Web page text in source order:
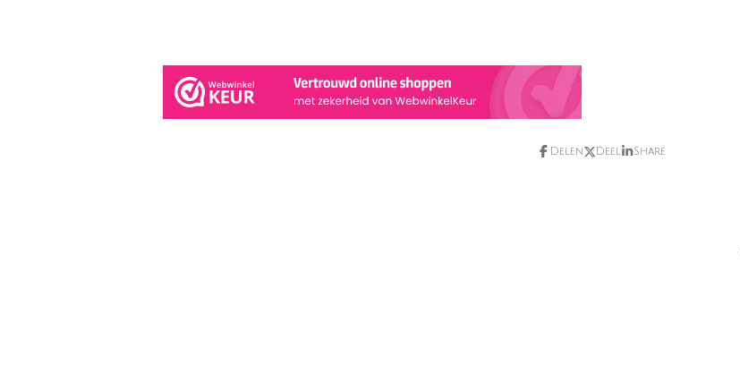
Delen Deel Share